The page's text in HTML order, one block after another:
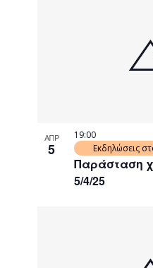
ΑΠΡ
5
Παράσταση
5/4/25
19:00
Εκδηλώσεις